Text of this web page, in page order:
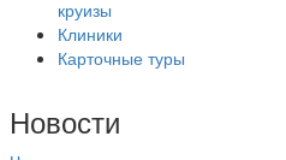
круизы
Клиники
Карточные туры
Новости